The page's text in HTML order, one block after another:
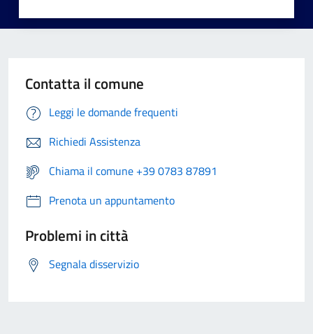
Contatta il comune
Leggi le domande frequenti
Richiedi Assistenza
Chiama il comune +39 0783 87891
Prenota un appuntamento
Problemi in città
Segnala disservizio